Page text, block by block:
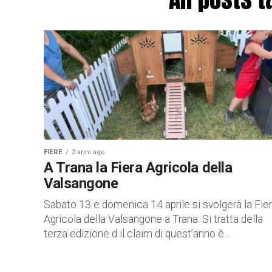
FIERE 2 anni ago
A Trana la Fiera Agricola della
Valsangone
Sabato 13 e domenica 14 aprile si svolgerà la
Agricola della Valsangone a Trana. Si tratta della
terza edizione d il claim di quest’anno è...